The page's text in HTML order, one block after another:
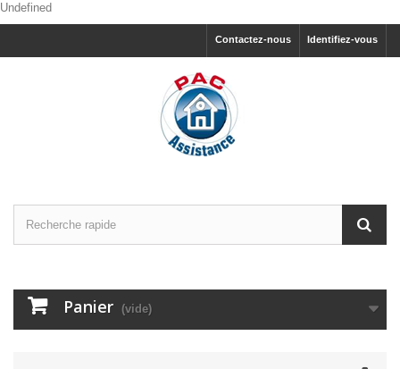
Undefined
Identifiez-vous
Contactez-nous
Panier (vide)